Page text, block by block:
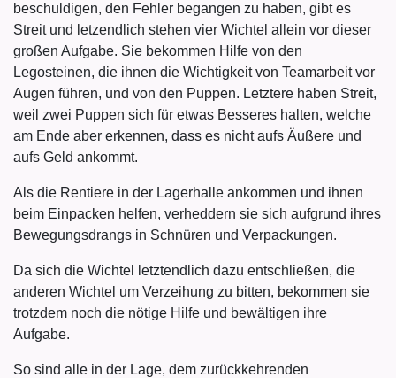
beschuldigen, den Fehler begangen zu haben, gibt es
Streit und letzendlich stehen vier Wichtel allein vor dieser
großen Aufgabe. Sie bekommen Hilfe von den
Legosteinen, die ihnen die Wichtigkeit von Teamarbeit vor
Augen führen, und von den Puppen. Letztere haben Streit,
weil zwei Puppen sich für etwas Besseres halten, welche
am Ende aber erkennen, dass es nicht aufs Äußere und
aufs Geld ankommt.
Als die Rentiere in der Lagerhalle ankommen und ihnen
beim Einpacken helfen, verheddern sie sich aufgrund ihres
Bewegungsdrangs in Schnüren und Verpackungen.
Da sich die Wichtel letztendlich dazu entschließen, die
anderen Wichtel um Verzeihung zu bitten, bekommen sie
trotzdem noch die nötige Hilfe und bewältigen ihre
Aufgabe.
So sind alle in der Lage, dem zurückkehrenden